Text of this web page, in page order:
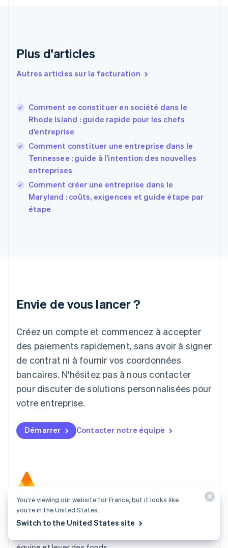
Plus d'articles
Autres articles sur la facturation
Comment se constituer en société dans le
Rhode Island : guide rapide pour les chefs
d’entreprise
Comment constituer une entreprise dans le
Tennessee : guide à l’intention des nouvelles
entreprises
Comment créer une entreprise dans le
Maryland : coûts, exigences et guide étape par
étape
Envie de vous lancer ?
Créez un compte et commencez à accepter
des paiements rapidement, sans avoir à signer
de contrat ni à fournir vos coordonnées
bancaires. N'hésitez pas à nous contacter
pour discuter de solutions personnalisées pour
votre entreprise.
Démarrer Contacter notre équipe
Atlas
Créez votre entreprise en quelques clics, et
English
Émirats arabes unis
Estonie
États-Unis
EnglishEspañol
Finlande
English
Français English
Gibraltar
English
Grèce
English
Japon
Lettonie
English
Liechtenstein
DeutschEnglish
Lituanie
Luxembourg
FrançaisDeutschEnglish
English简体中文
Malte
English
English
Pays-Bas
Nederlands English
English
You’re viewing our website for France, but it looks like
you’re in the United States.
Switch to the United States site